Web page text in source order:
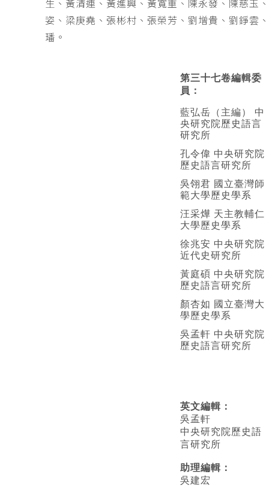
生、黃清連、黃進興、黃寬重、陳永發、陳慈玉
姿、梁庚堯、張彬村、張榮芳、劉增貴、劉錚雲
璠。
第三十七卷編輯委
員：
藍弘岳（主編） 中
央研究院歷史語言
研究所
孔令偉 中央研究院
歷史語言研究所
吳翎君 國立臺灣師
範大學歷史學系
汪采燁 天主教輔仁
大學歷史學系
徐兆安 中央研究院
近代史研究所
黃庭碩 中央研究院
歷史語言研究所
顏杏如 國立臺灣大
學歷史學系
吳孟軒 中央研究院
歷史語言研究所
英文編輯 ：
吳孟軒
中央研究院歷史語
言研究所
助理編輯：
吳建宏